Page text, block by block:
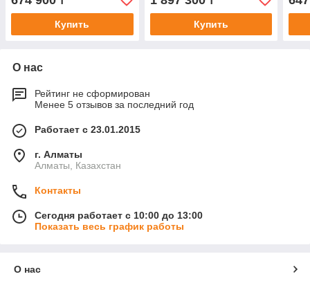
Купить Купить
О нас
Рейтинг не сформирован
Менее 5 отзывов за последний год
Работает с 23.01.2015
г. Алматы
Алматы, Казахстан
Контакты
Сегодня работает с 10:00 до 13:00
Показать весь график работы
О нас